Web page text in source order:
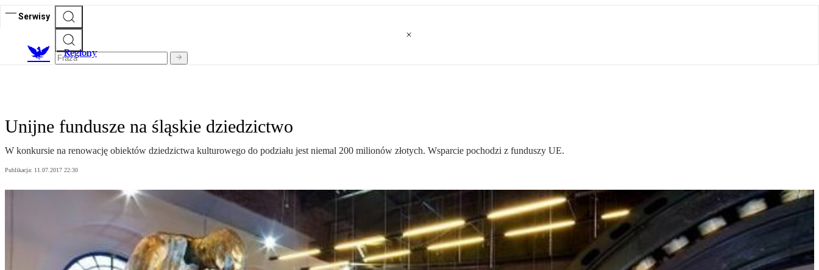
Serwisy
Regiony
Unijne fundusze na śląskie dziedzictwo
W konkursie na renowację obiektów dziedzictwa kulturowego do podziału jest niemal 200 milionów złotych. Wsparcie pochodzi z funduszy UE.
Publikacja: 11.07.2017 22:30